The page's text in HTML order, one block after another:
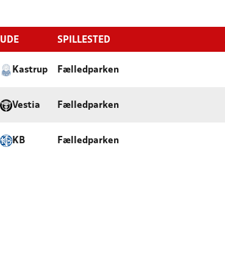
UDE SPILLESTED
Kastrup Fælledparken
Vestia Fælledparken
KB Fælledparken